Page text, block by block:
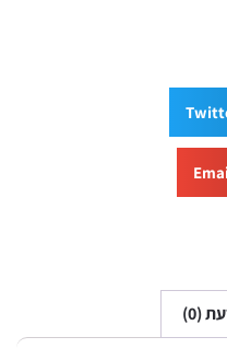
(0)